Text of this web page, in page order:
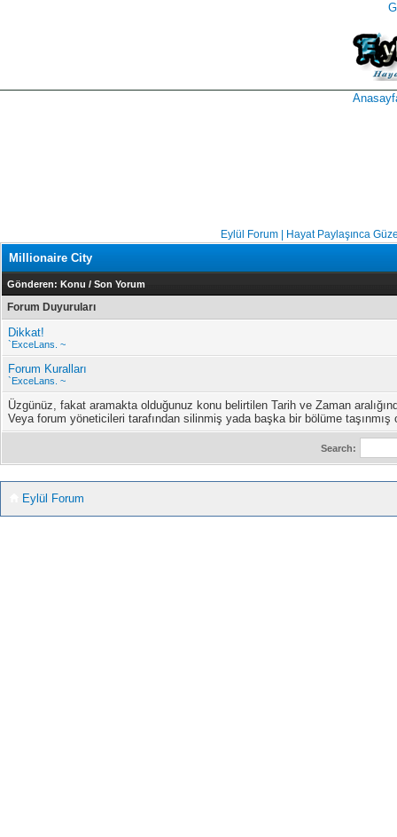
Eylül Forum | Hayat Paylaşınca
Millionaire City
Gönderen: Konu / Son Yorum
Forum Duyuruları
Dikkat!
`ExceLans. ~
Forum Kuralları
`ExceLans. ~
Üzgünüz, fakat aramakta olduğunuz konu belirtilen Tarih ve Zaman
Veya forum yöneticileri tarafından silinmiş yada başka bir bölüme taşınmış
Search:
Eylül Forum